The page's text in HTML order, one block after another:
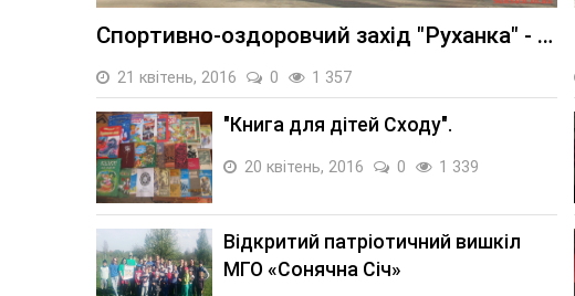
Спортивно-оздоровчий захід "Руханка" - 2016
21 квітень, 2016 0 1 357
"Книга для дітей Сходу".
20 квітень, 2016 0 1 339
Відкритий патріотичний вишкіл
МГО «Сонячна Січ»